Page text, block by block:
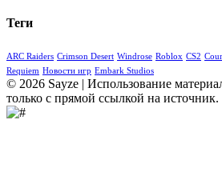
Теги
ARC Raiders Crimson Desert Windrose Roblox CS2
Requiem Новости игр Embark Studios
© 2026 Sayze | Использование
только с прямой ссылкой на источник.